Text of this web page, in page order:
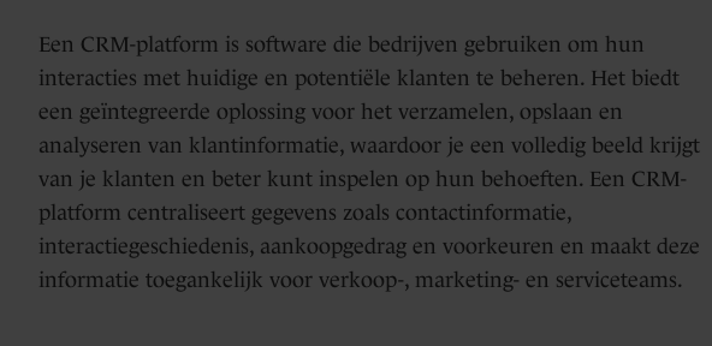
HubSpot
implementaties
&
optimalisatie
Marketing
Hub
Service
Days
Blogs
Een CRM-platform is software die bedrijven gebruiken om hun
interacties met huidige en potentiële klanten te beheren. Het biedt
een geïntegreerde oplossing voor het verzamelen, opslaan en
analyseren van klantinformatie, waardoor je een volledig beeld krijgt
van je klanten en beter kunt inspelen op hun behoeften. Een CRM-
platform centraliseert gegevens zoals contactinformatie,
interactiegeschiedenis, aankoopgedrag en voorkeuren en maakt deze
informatie toegankelijk voor verkoop-, marketing- en serviceteams.